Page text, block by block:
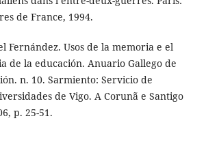
de France, 1994.
Fernández. Usos de la memoria e el
de la educación. Anuario Gallego de
n. 10. Sarmiento: Servicio de
de Vigo. A Corunã e Santigo
p. 25-51.